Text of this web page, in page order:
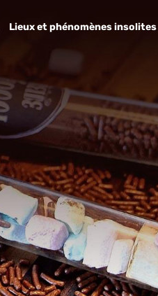
Lieux et phénomènes insolites